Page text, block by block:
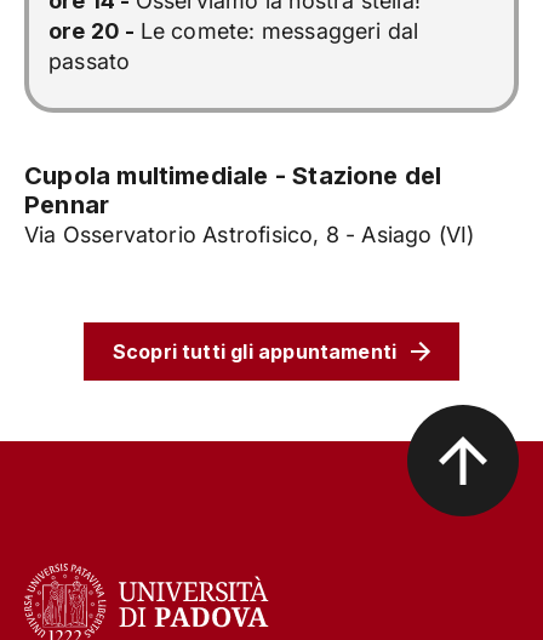
ore 20 - Le comete: messaggeri dal
passato
Cupola multimediale - Stazione del
Pennar
Via Osservatorio Astrofisico, 8 - Asiago (VI)
Scopri tutti gli appuntamenti